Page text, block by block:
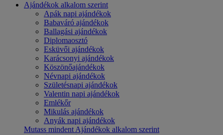
Ajándékok alkalom szerint
Apák napi ajándékok
Babaváró ajándékok
Ballagási ajándékok
Diplomaosztó
Esküvői ajándékok
Karácsonyi ajándékok
Köszönőajándékok
Névnapi ajándékok
Születésnapi ajándékok
Valentin napi ajándékok
Emlékőr
Mikulás ajándékok
Anyák napi ajándékok
Mutass mindent Ajándékok alkalom szerint